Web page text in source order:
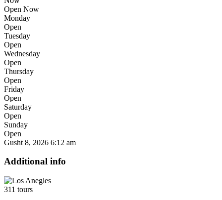
Open Now
Monday
Open
Tuesday
Open
Wednesday
Open
Thursday
Open
Friday
Open
Saturday
Open
Sunday
Open
Gusht 8, 2026 6:12 am
Additional info
311 tours